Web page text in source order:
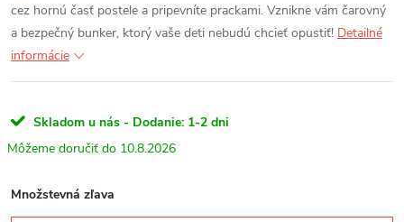
cez hornú časť postele a pripevníte prackami. Vznikne vám čarovný
a bezpečný bunker, ktorý vaše deti nebudú chcieť opustiť! Detailné
informácie
Skladom u nás - Dodanie: 1-2 dni
10.8.2026
Množstevná zľava